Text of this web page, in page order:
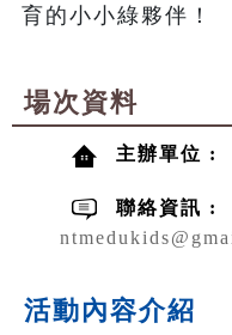
育的小小綠夥伴！
場次資料
主辦單位 :
聯絡資訊 :
活動內容介紹